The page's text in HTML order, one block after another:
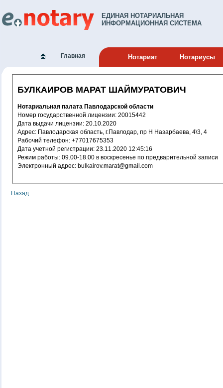
ЕДИНАЯ НОТАРИАЛЬНАЯ
ИНФОРМАЦИОННАЯ СИСТЕМА
Главная Нотариат Нотариусы
БУЛКАИРОВ МАРАТ ШАЙМУРАТОВИЧ
Нотариальная палата Павлодарской области
Номер государственной лицензии: 20015442
Дата выдачи лицензии: 20.10.2020
Адрес: Павлодарская область, г.Павлодар, пр Н Назарбаева, 4\3, 4
Рабочий телефон: +77017675353
Дата учетной регистрации: 23.11.2020 12:45:16
Режим работы: 09.00-18.00 в воскресенье по предварительной записи
Электронный адрес: bulkairov.marat@gmail.com
Назад